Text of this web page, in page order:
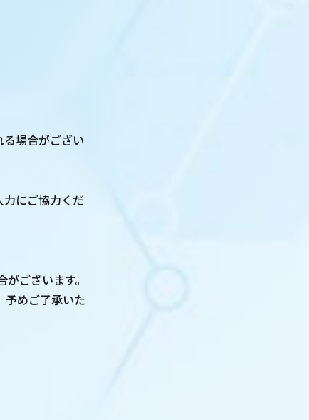
場合がござい
にご協力くだ
ございます。
予めご了承いた